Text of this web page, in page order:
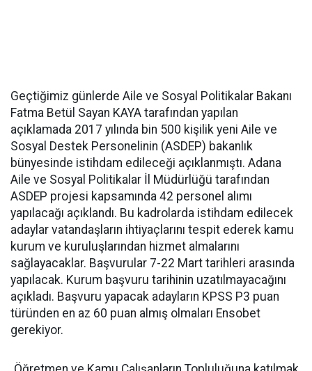
Geçtiğimiz günlerde Aile ve Sosyal Politikalar Bakanı
Fatma Betül Sayan KAYA tarafından yapılan
açıklamada 2017 yılında bin 500 kişilik yeni Aile ve
Sosyal Destek Personelinin (ASDEP) bakanlık
bünyesinde istihdam edileceği açıklanmıştı. Adana
Aile ve Sosyal Politikalar İl Müdürlüğü tarafından
ASDEP projesi kapsamında 42 personel alımı
yapılacağı açıklandı. Bu kadrolarda istihdam edilecek
adaylar vatandaşların ihtiyaçlarını tespit ederek kamu
kurum ve kuruluşlarından hizmet almalarını
sağlayacaklar. Başvurular 7-22 Mart tarihleri arasında
yapılacak. Kurum başvuru tarihinin uzatılmayacağını
açıkladı. Başvuru yapacak adayların KPSS P3 puan
türünden en az 60 puan almış olmaları Ensobet
gerekiyor.